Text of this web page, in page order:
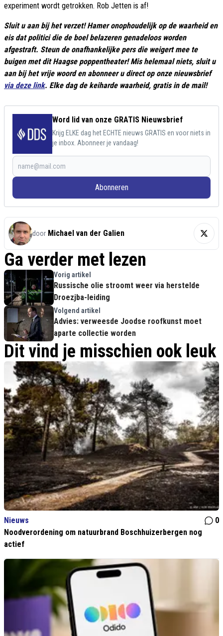
experiment wordt getrokken. Rob Jetten is af!
Sluit u aan bij het verzet! Hamer onophoudelijk op de waarheid en
eis dat politici die de boel belazeren genadeloos worden
afgestraft. Steun de onafhankelijke pers die weigert mee te
buigen met dit Haagse poppentheater! Mis helemaal niets, sluit u
aan bij het vrije woord en abonneer u direct op onze nieuwsbrief
via deze link. Elke dag de keiharde waarheid, gratis in de mail!
Word lid van onze GRATIS Nieuwsbrief
Krijg ELKE dag het ECHTE nieuws GRATIS en voor niets in
je inbox. Abonneer je vandaag!
Abonneren
door Michael van der Galien
Ga verder met lezen
Vorig artikel
Russische olie stroomt weer via herstelde
Droezjba-leiding
Volgend artikel
Advies: verweesde Joodse roofkunst moet
aparte collectie worden
Dit vind je misschien ook leuk
Nieuws
0
Noodverordening om natuurbrand Boschhuizerbergen nog
actief